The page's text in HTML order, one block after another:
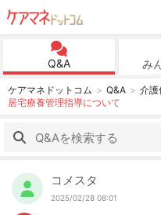
Q&A み
ケアマネドットコム Q&A 介護
居宅療養管理指導について
コメスタ
2025/02/28 08:01